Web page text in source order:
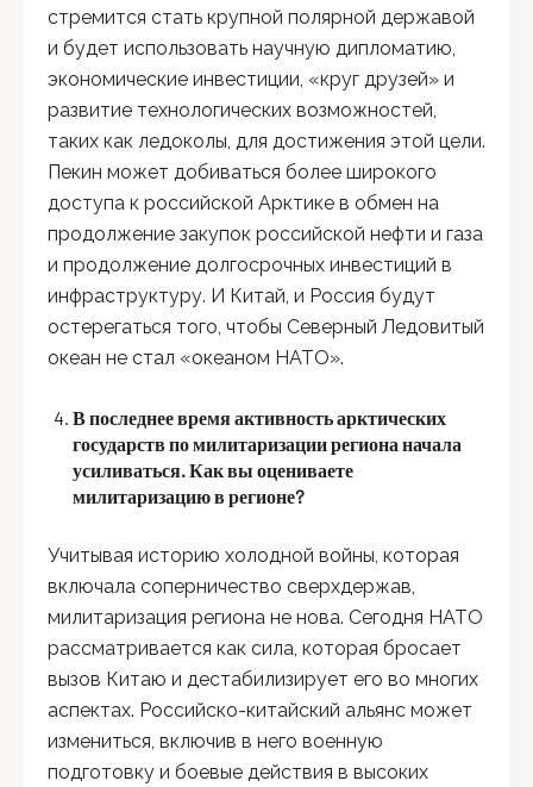
стремится стать крупной полярной державой
и будет использовать научную дипломатию,
экономические инвестиции, «круг друзей» и
развитие технологических возможностей,
таких как ледоколы, для достижения этой цели.
Пекин может добиваться более широкого
доступа к российской Арктике в обмен на
продолжение закупок российской нефти и газа
и продолжение долгосрочных инвестиций в
инфраструктуру. И Китай, и Россия будут
остерегаться того, чтобы Северный Ледовитый
океан не стал «океаном НАТО».
В последнее время активность арктических
государств по милитаризации региона начала
усиливаться. Как вы оцениваете
милитаризацию в регионе?
Учитывая историю холодной войны, которая
включала соперничество сверхдержав,
милитаризация региона не нова. Сегодня НАТО
рассматривается как сила, которая бросает
вызов Китаю и дестабилизирует его во многих
аспектах. Российско-китайский альянс может
измениться, включив в него военную
подготовку и боевые действия в высоких